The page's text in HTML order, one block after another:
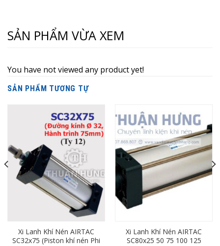
SẢN PHẨM VỪA XEM
You have not viewed any product yet!
SẢN PHẨM TƯƠNG TỰ
Xi Lanh Khí Nén AIRTAC
SC32x75 (Piston khí nén Phi
Xi Lanh Khí Nén AIRTAC
SC80x25 50 75 100 125